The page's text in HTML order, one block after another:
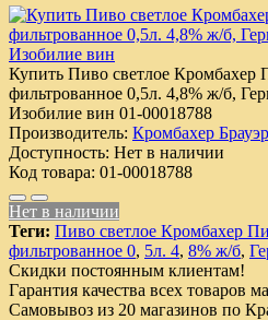
Купить Пиво светлое Кромбахер
фильтрованное 0,5л. 4,8% ж/б,
Изобилие вин 01-00018788
Производитель: Кромбахер
Доступность: Нет в наличии
Код товара: 01-00018788
Нет в наличии
Теги: Пиво светлое Кромбахер
фильтрованное 0, 5л. 4, 8% ж/б,
Скидки постоянным клиентам!
Гарантия качества всех товаров
Самовывоз из 20 магазинов по